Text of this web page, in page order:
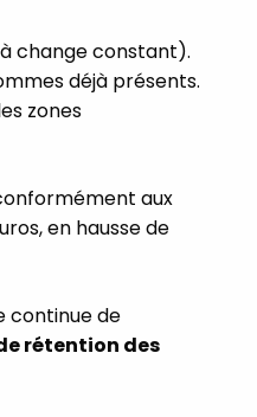
à change constant).
déjà présents.
zones
aux
en hausse de
continue de
rétention des